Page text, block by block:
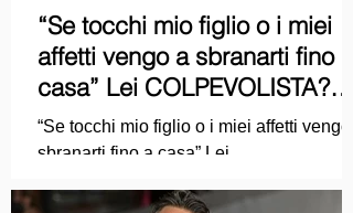
“Se tocchi mio figlio o i miei
affetti vengo a sbranarti fino a
casa” Lei COLPEVOLISTA?
Ma mi faccia il piacere...
“Se tocchi mio figlio o i miei affetti vengo
sbranarti fino a casa” Lei